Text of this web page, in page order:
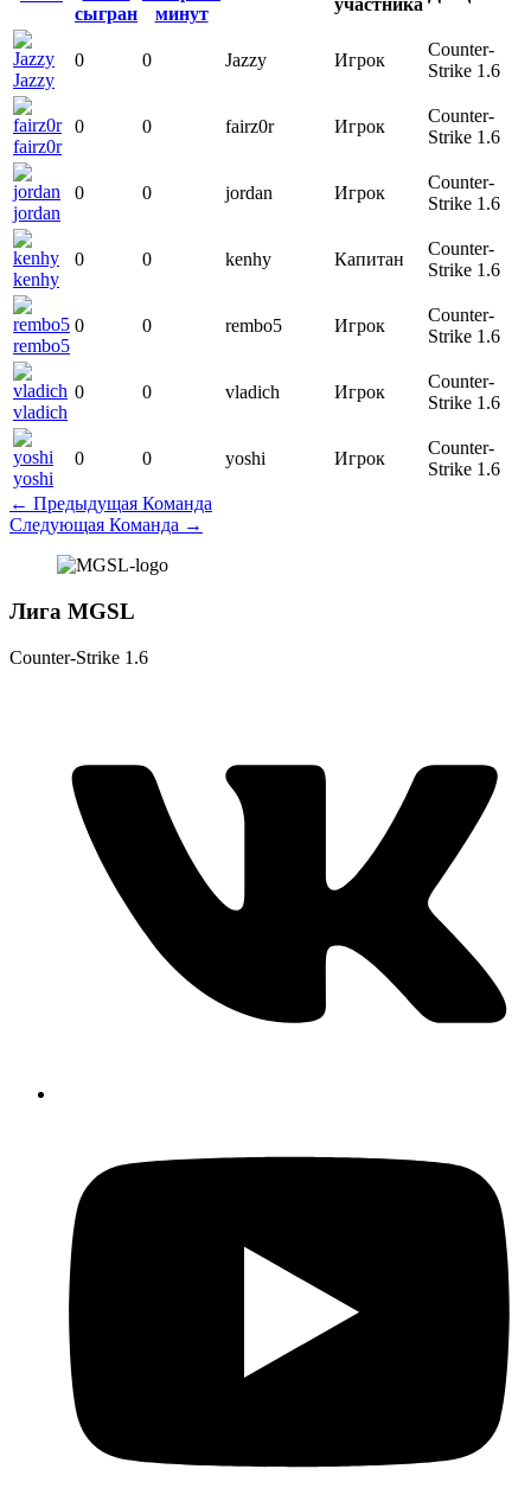
участника
Jazzy
0 0 Jazzy Игрок
Counter-
Strike 1.6
fairz0r
0 0 fairz0r Игрок
Counter-
Strike 1.6
jordan
0 0 jordan Игрок
Counter-
Strike 1.6
kenhy
0 0 kenhy Капитан
Counter-
Strike 1.6
rembo5
0 0 rembo5 Игрок
Counter-
Strike 1.6
vladich
0 0 vladich Игрок
Counter-
Strike 1.6
yoshi
0 0 yoshi Игрок
Counter-
Strike 1.6
← Предыдущая Команда
Следующая Команда →
Лига MGSL
Counter-Strike 1.6